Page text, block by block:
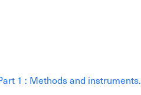
1 : Methods and instruments.